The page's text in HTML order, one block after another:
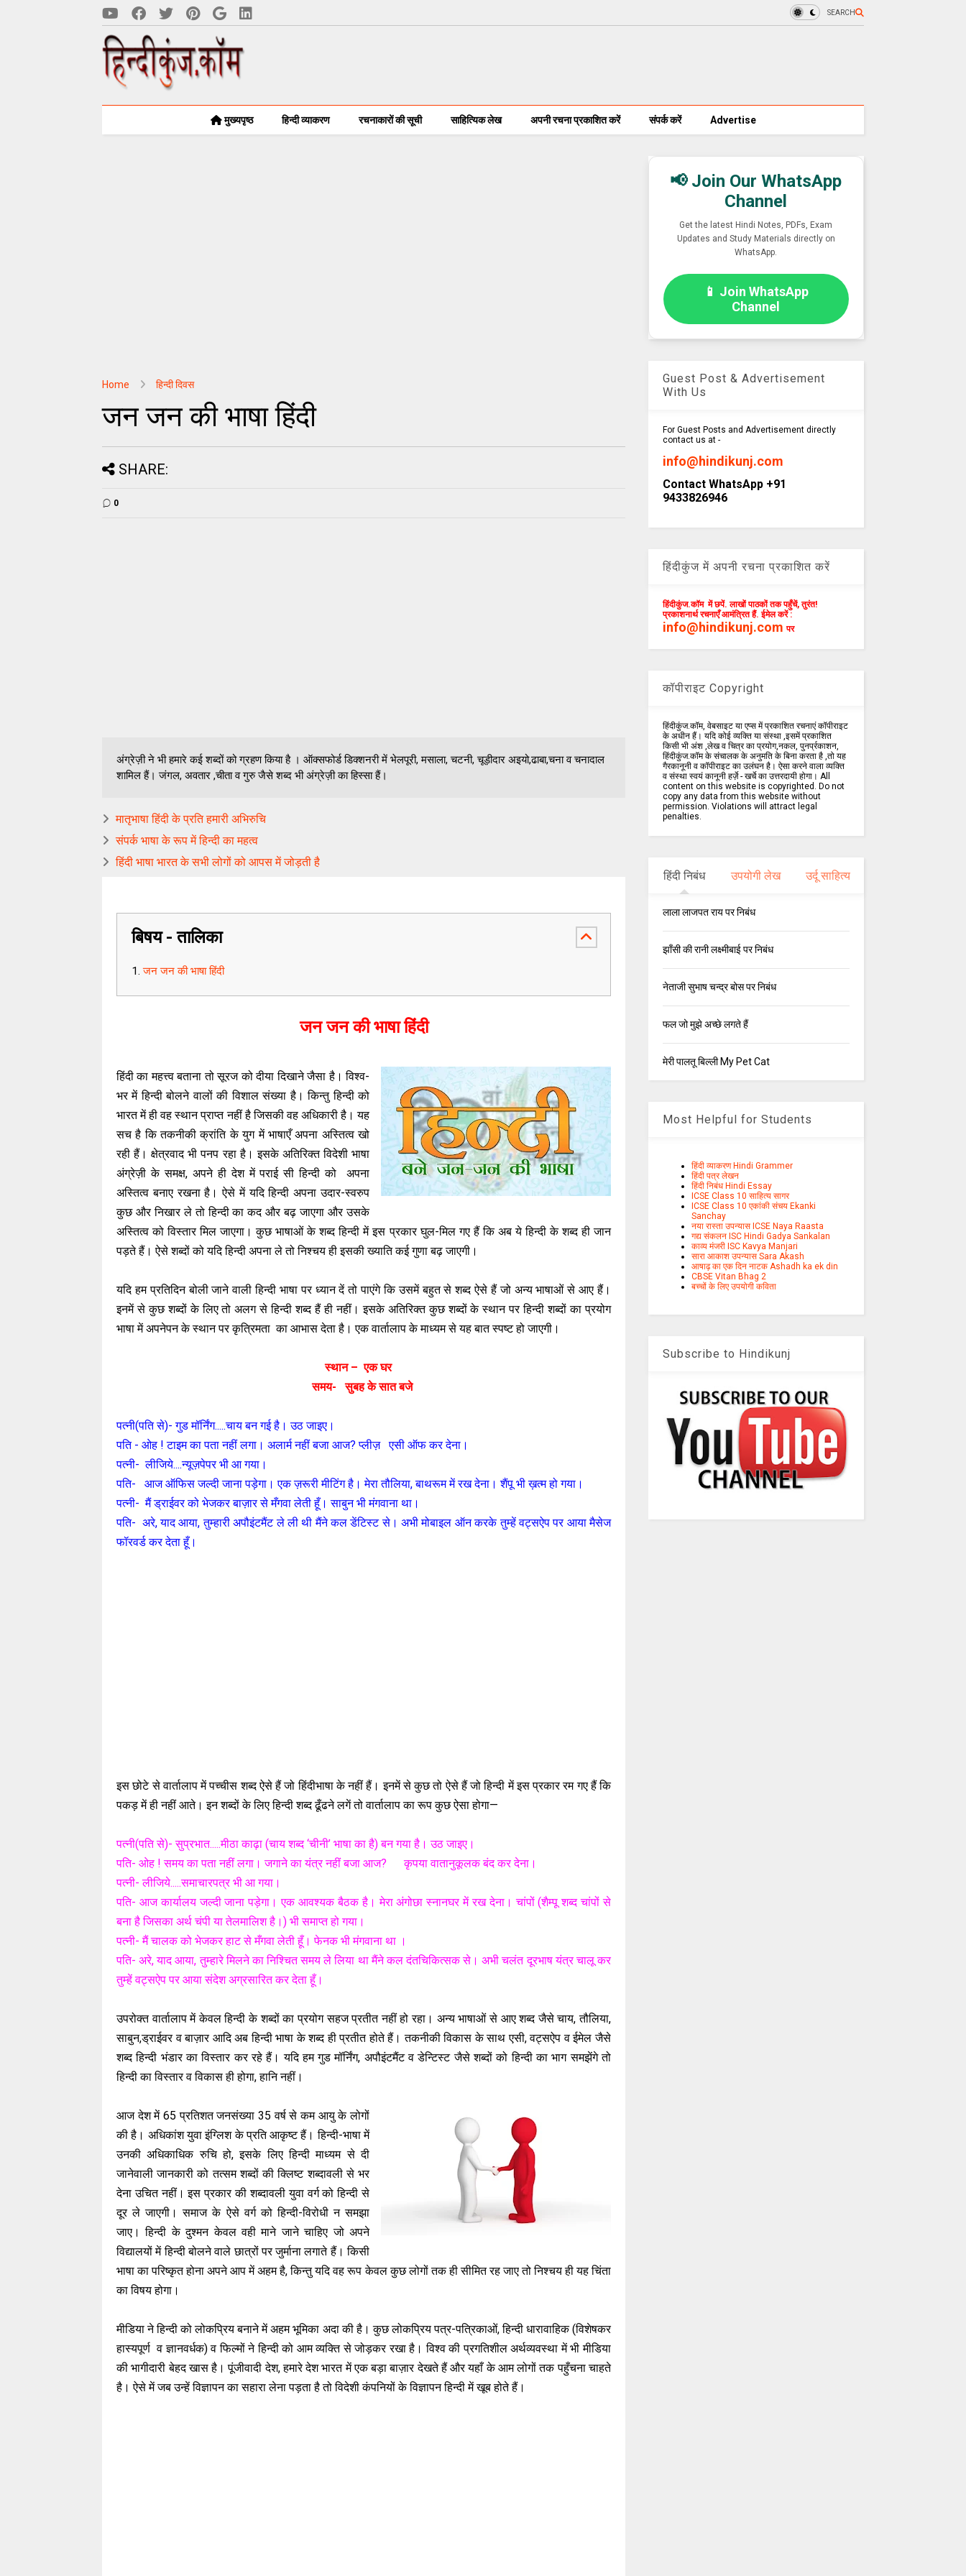
SEARCH
मुख्यपृष्ठ हिन्दी व्याकरण रचनाकारों की सूची साहित्यिक लेख अपनी रचना प्रकाशित करें संपर्क करें Advertise
Home हिन्दी दिवस
जन जन की भाषा हिंदी
SHARE:
0
अंग्रेज़ी ने भी हमारे कई शब्दों को ग्रहण किया है । ऑक्सफोर्ड डिक्शनरी में भेलपूरी, मसाला, चटनी, चूड़ीदार अइयो,ढाबा,चना व चनादाल
शामिल हैं। जंगल, अवतार ,चीता व गुरु जैसे शब्द भी अंग्रेज़ी का हिस्सा हैं।
मातृभाषा हिंदी के प्रति हमारी अभिरुचि
संपर्क भाषा के रूप में हिन्दी का महत्व
हिंदी भाषा भारत के सभी लोगों को आपस में जोड़ती है
बिषय - तालिका
जन जन की भाषा हिंदी
जन जन की भाषा हिंदी
हिंदी का महत्त्व बताना तो सूरज को दीया दिखाने जैसा है। विश्व-
भर में हिन्दी बोलने वालों की विशाल संख्या है। किन्तु हिन्दी को
भारत में ही वह स्थान प्राप्त नहीं है जिसकी वह अधिकारी है। यह
सच है कि तकनीकी क्रांति के युग में भाषाएँ अपना अस्तित्व खो
रही हैं। क्षेत्रवाद भी पनप रहा है। इसके अतिरिक्त विदेशी भाषा
अंग्रेज़ी के समक्ष, अपने ही देश में पराई सी हिन्दी को अपना
अस्तित्व बनाए रखना है। ऐसे में यदि हिन्दी अपना उदार-स्वरुप
कुछ और निखार ले तो हिन्दी का कद और बढ़ जाएगा और उसके
अस्तित्व को विस्तार मिल जाएगा। कुछ भाषाओं के शब्द हिन्दी में इस प्रकार घुल-मिल गए हैं कि अब ये हिन्दी के शब्द ही जान
पड़ते हैं। ऐसे शब्दों को यदि हिन्दी अपना ले तो निश्चय ही इसकी ख्याति कई गुणा बढ़ जाएगी।
यदि हम प्रतिदिन बोली जाने वाली हिन्दी भाषा पर ध्यान दें तो पाएंगे कि उसमें बहुत से शब्द ऐसे हैं जो अन्य भाषाओं से आए हैं।
इनमें से कुछ शब्दों के लिए तो अलग से हिन्दी शब्द हैं ही नहीं। इसके अतिरिक्त कुछ शब्दों के स्थान पर हिन्दी शब्दों का प्रयोग
भाषा में अपनेपन के स्थान पर कृत्रिमता का आभास देता है। एक वार्तालाप के माध्यम से यह बात स्पष्ट हो जाएगी।
स्थान – एक घर
समय- सुबह के सात बजे
पत्नी(पति से)- गुड मॉर्निंग.....चाय बन गई है। उठ जाइए।
पति - ओह ! टाइम का पता नहीं लगा। अलार्म नहीं बजा आज? प्लीज़ एसी ऑफ कर देना।
पत्नी- लीजिये....न्यूज़पेपर भी आ गया।
पति- आज ऑफिस जल्दी जाना पड़ेगा। एक ज़रूरी मीटिंग है। मेरा तौलिया, बाथरूम में रख देना। शैंपू भी ख़त्म हो गया।
पत्नी- मैं ड्राईवर को भेजकर बाज़ार से मँगवा लेती हूँ। साबुन भी मंगवाना था।
पति- अरे, याद आया, तुम्हारी अपौइंटमैंट ले ली थी मैंने कल डेंटिस्ट से। अभी मोबाइल ऑन करके तुम्हें वट्सऐप पर आया मैसेज
फॉरवर्ड कर देता हूँ।
इस छोटे से वार्तालाप में पच्चीस शब्द ऐसे हैं जो हिंदीभाषा के नहीं हैं। इनमें से कुछ तो ऐसे हैं जो हिन्दी में इस प्रकार रम गए हैं कि
पकड़ में ही नहीं आते। इन शब्दों के लिए हिन्दी शब्द ढूँढने लगें तो वार्तालाप का रूप कुछ ऐसा होगा—
पत्नी(पति से)- सुप्रभात.....मीठा काढ़ा (चाय शब्द ‘चीनी’ भाषा का है) बन गया है। उठ जाइए।
पति- ओह ! समय का पता नहीं लगा। जगाने का यंत्र नहीं बजा आज? कृपया वातानुकूलक बंद कर देना।
पत्नी- लीजिये.....समाचारपत्र भी आ गया।
पति- आज कार्यालय जल्दी जाना पड़ेगा। एक आवश्यक बैठक है। मेरा अंगोछा स्नानघर में रख देना। चांपों (शैम्पू शब्द चांपों से
बना है जिसका अर्थ चंपी या तेलमालिश है।) भी समाप्त हो गया।
पत्नी- मैं चालक को भेजकर हाट से मँगवा लेती हूँ। फेनक भी मंगवाना था ।
पति- अरे, याद आया, तुम्हारे मिलने का निश्चित समय ले लिया था मैंने कल दंतचिकित्सक से। अभी चलंत दूरभाष यंत्र चालू कर
तुम्हें वट्सऐप पर आया संदेश अग्रसारित कर देता हूँ।
उपरोक्त वार्तालाप में केवल हिन्दी के शब्दों का प्रयोग सहज प्रतीत नहीं हो रहा। अन्य भाषाओं से आए शब्द जैसे चाय, तौलिया,
साबुन,ड्राईवर व बाज़ार आदि अब हिन्दी भाषा के शब्द ही प्रतीत होते हैं। तकनीकी विकास के साथ एसी, वट्सऐप व ईमेल जैसे
शब्द हिन्दी भंडार का विस्तार कर रहे हैं। यदि हम गुड मॉर्निंग, अपौइंटमैंट व डेन्टिस्ट जैसे शब्दों को हिन्दी का भाग समझेंगे तो
हिन्दी का विस्तार व विकास ही होगा, हानि नहीं।
आज देश में 65 प्रतिशत जनसंख्या 35 वर्ष से कम आयु के लोगों
की है। अधिकांश युवा इंग्लिश के प्रति आकृष्ट हैं। हिन्दी-भाषा में
उनकी अधिकाधिक रुचि हो, इसके लिए हिन्दी माध्यम से दी
जानेवाली जानकारी को तत्सम शब्दों की क्लिष्ट शब्दावली से भर
देना उचित नहीं। इस प्रकार की शब्दावली युवा वर्ग को हिन्दी से
दूर ले जाएगी। समाज के ऐसे वर्ग को हिन्दी-विरोधी न समझा
जाए। हिन्दी के दुश्मन केवल वही माने जाने चाहिए जो अपने
विद्यालयों में हिन्दी बोलने वाले छात्रों पर जुर्माना लगाते हैं। किसी
भाषा का परिष्कृत होना अपने आप में अहम है, किन्तु यदि वह रूप केवल कुछ लोगों तक ही सीमित रह जाए तो निश्चय ही यह चिंता
का विषय होगा।
मीडिया ने हिन्दी को लोकप्रिय बनाने में अहम भूमिका अदा की है। कुछ लोकप्रिय पत्र-पत्रिकाओं, हिन्दी धारावाहिक (विशेषकर
हास्यपूर्ण व ज्ञानवर्धक) व फिल्मों ने हिन्दी को आम व्यक्ति से जोड़कर रखा है। विश्व की प्रगतिशील अर्थव्यवस्था में भी मीडिया
की भागीदारी बेहद खास है। पूंजीवादी देश, हमारे देश भारत में एक बड़ा बाज़ार देखते हैं और यहाँ के आम लोगों तक पहुँचना चाहते
है। ऐसे में जब उन्हें विज्ञापन का सहारा लेना पड़ता है तो विदेशी कंपनियों के विज्ञापन हिन्दी में खूब होते हैं।
📢 Join Our WhatsApp
Channel
Get the latest Hindi Notes, PDFs, Exam
Updates and Study Materials directly on
WhatsApp.
📱 Join WhatsApp
Channel
Guest Post & Advertisement
With Us
For Guest Posts and Advertisement directly
contact us at -
info@hindikunj.com
Contact WhatsApp +91
9433826946
हिंदीकुंज में अपनी रचना प्रकाशित करें
हिंदीकुंज.कॉम में छपें. लाखों पाठकों तक पहुँचें, तुरंत!
प्रकाशनार्थ रचनाएँ आमंत्रित हैं. ईमेल करें :
info@hindikunj.com पर
कॉपीराइट Copyright
हिंदीकुंज.कॉम, वेबसाइट या एप्स में प्रकाशित रचनाएं कॉपीराइट
के अधीन हैं। यदि कोई व्यक्ति या संस्था ,इसमें प्रकाशित
किसी भी अंश ,लेख व चित्र का प्रयोग,नकल, पुनर्प्रकाशन,
हिंदीकुंज.कॉम के संचालक के अनुमति के बिना करता है ,तो यह
गैरकानूनी व कॉपीराइट का उलंघन है। ऐसा करने वाला व्यक्ति
व संस्था स्वयं कानूनी हर्ज़े - खर्चे का उत्तरदायी होगा। All
content on this website is copyrighted. Do not
copy any data from this website without
permission. Violations will attract legal
penalties.
हिंदी निबंध उपयोगी लेख उर्दू साहित्य
लाला लाजपत राय पर निबंध
झाँसी की रानी लक्ष्मीबाई पर निबंध
नेताजी सुभाष चन्द्र बोस पर निबंध
फल जो मुझे अच्छे लगते हैं
मेरी पालतू बिल्ली My Pet Cat
Most Helpful for Students
हिंदी व्याकरण Hindi Grammer
हिंदी पत्र लेखन
हिंदी निबंध Hindi Essay
ICSE Class 10 साहित्य सागर
ICSE Class 10 एकांकी संचय Ekanki
Sanchay
नया रास्ता उपन्यास ICSE Naya Raasta
गद्य संकलन ISC Hindi Gadya Sankalan
काव्य मंजरी ISC Kavya Manjari
सारा आकाश उपन्यास Sara Akash
आषाढ़ का एक दिन नाटक Ashadh ka ek din
CBSE Vitan Bhag 2
बच्चों के लिए उपयोगी कविता
Subscribe to Hindikunj